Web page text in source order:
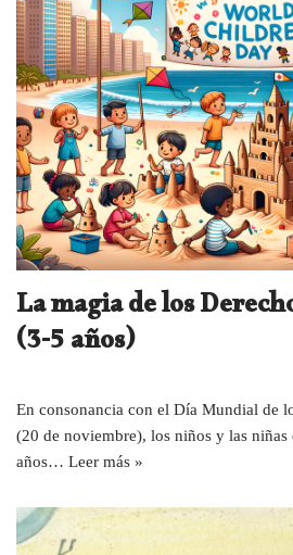
La magia de los
(3-5 años)
En consonancia con el Día Mundial de
(20 de noviembre), los niños y las niñas
años… Leer más »